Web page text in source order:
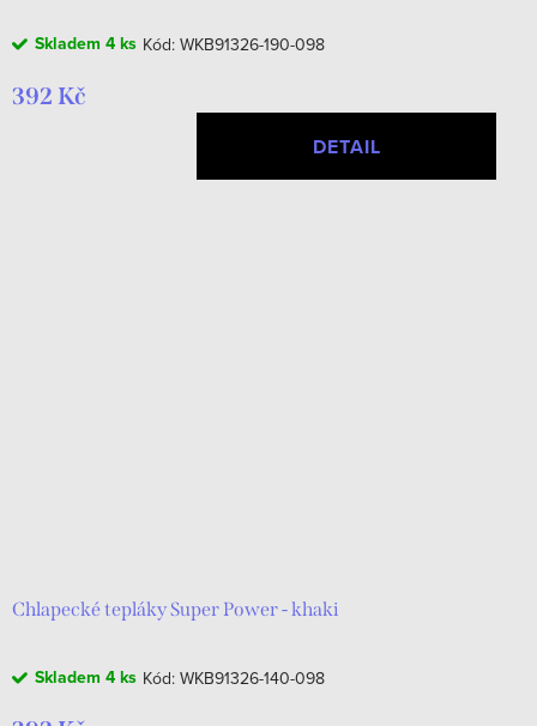
Skladem 4 ks Kód: WKB91326-190-098
392 Kč
DETAIL
Chlapecké tepláky Super Power - khaki
Skladem 4 ks Kód: WKB91326-140-098